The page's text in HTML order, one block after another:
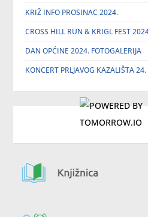
KRIŽ INFO PROSINAC 2024.
CROSS HILL RUN & KRIGL FEST
DAN OPĆINE 2024. FOTOGALERIJA
KONCERT PRLJAVOG KAZALIŠTA